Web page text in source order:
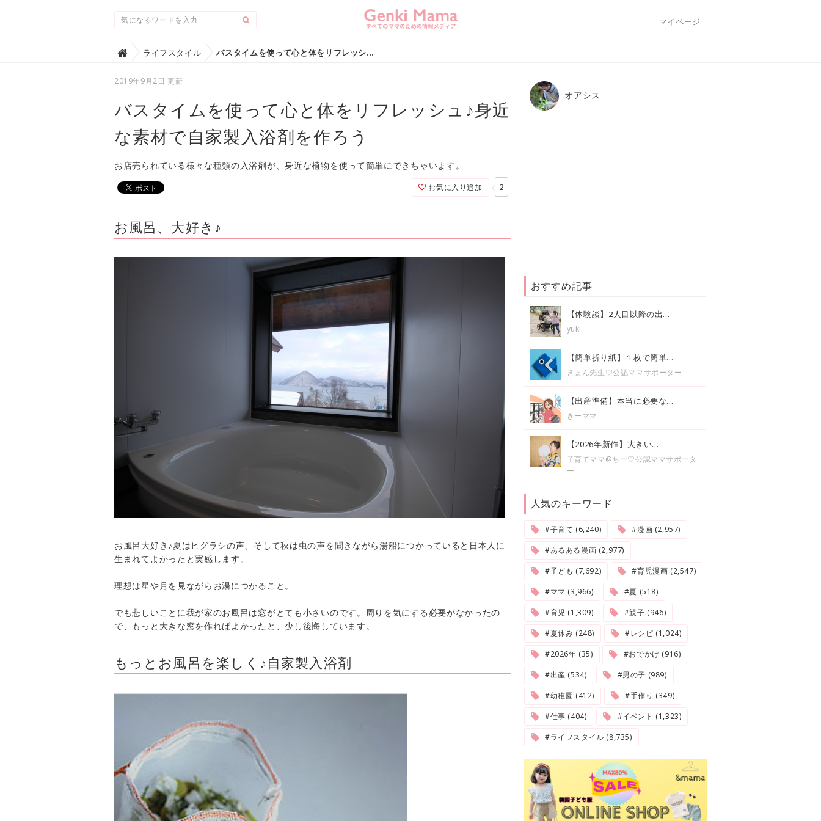
マイページ
Homeライフスタイル バスタイムを使って心と体をリフレッシュ♪身近な素材で自家製入浴剤を作ろう
2019年9月2日 更新
バスタイムを使って心と体をリフレッシュ♪身近
な素材で自家製入浴剤を作ろう
お店売られている様々な種類の入浴剤が、身近な植物を使って簡単にできちゃいます。
お気に入り追加 2
お風呂、大好き♪
お風呂大好き♪夏はヒグラシの声、そして秋は虫の声を聞きながら湯船につかっていると日本人に
生まれてよかったと実感します。
理想は星や月を見ながらお湯につかること。
でも悲しいことに我が家のお風呂は窓がとても小さいのです。周りを気にする必要がなかったの
で、もっと大きな窓を作ればよかったと、少し後悔しています。
もっとお風呂を楽しく♪自家製入浴剤
オアシス
おすすめ記事
【体験談】2人目以降の出...
yuki
【簡単折り紙】１枚で簡単...
きょん先生♡公認ママサポーター
【出産準備】本当に必要な...
きーママ
【2026年新作】大きい...
子育てママ@ちー♡公認ママサポータ
ー
人気のキーワード
#子育て (6,240)
#漫画 (2,957)
#あるある漫画 (2,977)
#子ども (7,692)
#育児漫画 (2,547)
#ママ (3,966)
#夏 (518)
#育児 (1,309)
#親子 (946)
#夏休み (248)
#レシピ (1,024)
#2026年 (35)
#おでかけ (916)
#出産 (534)
#男の子 (989)
#幼稚園 (412)
#手作り (349)
#仕事 (404)
#イベント (1,323)
#ライフスタイル (8,735)